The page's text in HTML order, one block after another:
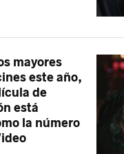
mayores
este año,
de
está
la número